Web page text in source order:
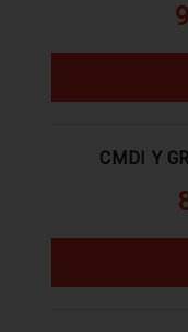
CMDI Y